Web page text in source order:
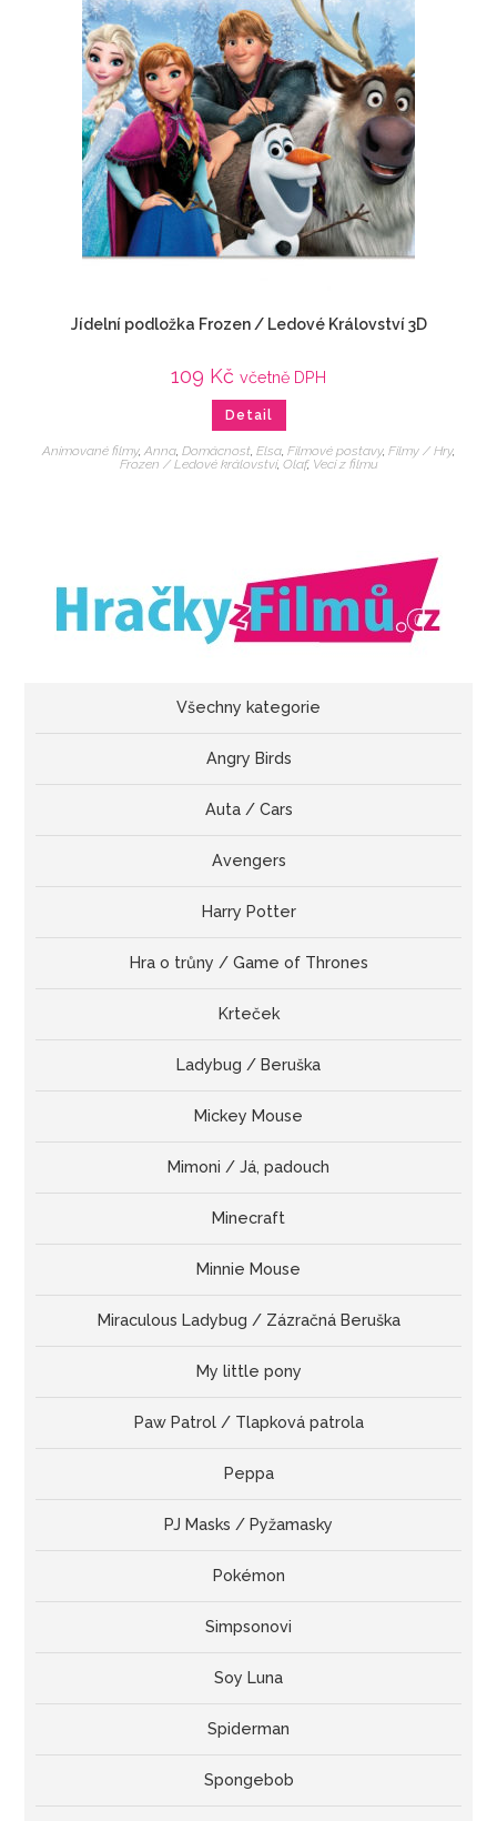
Jídelní podložka Frozen / Ledové Království 3D
109 Kč včetně DPH
Detail
Animované filmy, Anna, Domácnost, Elsa, Filmové postavy, Filmy / Hry,
Frozen / Ledové království, Olaf, Veci z filmu
Všechny kategorie
Angry Birds
Auta / Cars
Avengers
Harry Potter
Hra o trůny / Game of Thrones
Krteček
Ladybug / Beruška
Mickey Mouse
Mimoni / Já, padouch
Minecraft
Minnie Mouse
Miraculous Ladybug / Zázračná Beruška
My little pony
Paw Patrol / Tlapková patrola
Peppa
PJ Masks / Pyžamasky
Pokémon
Simpsonovi
Soy Luna
Spiderman
Spongebob